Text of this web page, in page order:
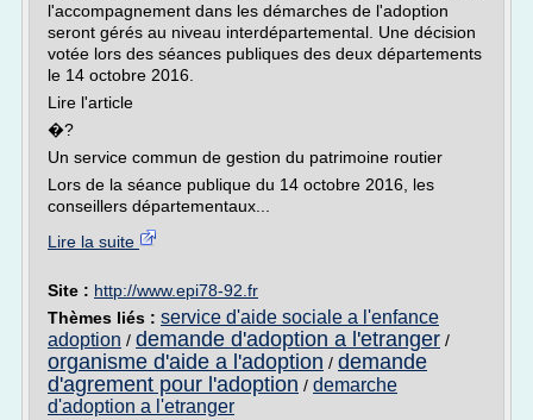
l'accompagnement dans les démarches de l'adoption
seront gérés au niveau interdépartemental. Une décision
votée lors des séances publiques des deux départements
le 14 octobre 2016.
Lire l'article
�?
Un service commun de gestion du patrimoine routier
Lors de la séance publique du 14 octobre 2016, les
conseillers départementaux...
Lire la suite
Site : http://www.epi78-92.fr
Thèmes liés : service d'aide sociale a l'enfance
adoption / demande d'adoption a l'etranger /
organisme d'aide a l'adoption / demande
d'agrement pour l'adoption / demarche
d'adoption a l'etranger